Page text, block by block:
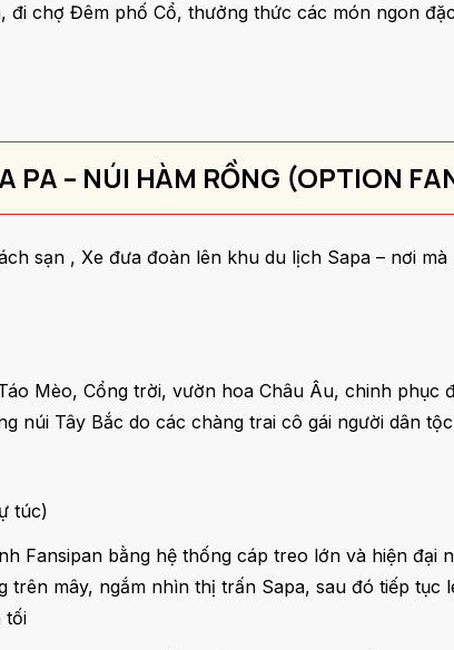
đi chợ Đêm phố Cổ, thưởng thức các món ngon
PA – NÚI HÀM RỒNG (OPTION
sạn , Xe đưa đoàn lên khu du lịch Sapa – nơi
Mèo, Cổng trời, vườn hoa Châu Âu, chinh
núi Tây Bắc do các chàng trai cô gái người dân
túc)
Fansipan bằng hệ thống cáp treo lớn và hiện
mây, ngắm nhìn thị trấn Sapa, sau đó tiếp
tối